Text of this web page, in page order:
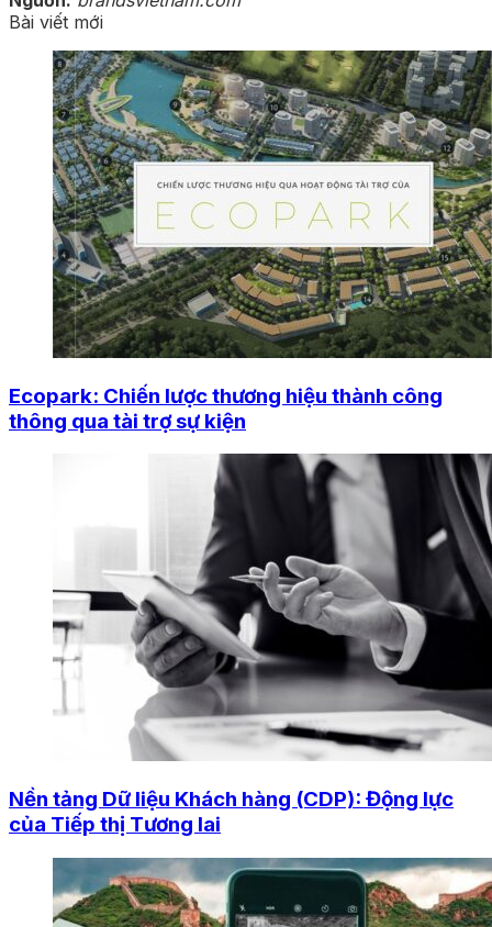
Bài viết mới
Ecopark: Chiến lược thương hiệu thành công
thông qua tài trợ sự kiện
Nền tảng Dữ liệu Khách hàng (CDP): Động lực
của Tiếp thị Tương lai